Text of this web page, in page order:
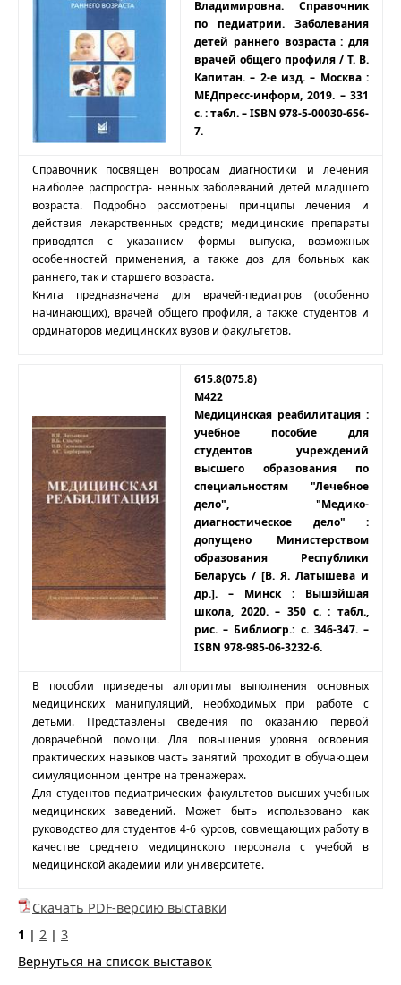
Владимировна. Справочник
по педиатрии. Заболевания
детей раннего возраста : для
врачей общего профиля / Т. В.
Капитан. – 2-е изд. – Москва :
МЕДпресс-информ, 2019. – 331
с. : табл. – ISBN 978-5-00030-656-
7.
Справочник посвящен вопросам диагностики и лечения
наиболее распростра- ненных заболеваний детей младшего
возраста. Подробно рассмотрены принципы лечения и
действия лекарственных средств; медицинские препараты
приводятся с указанием формы выпуска, возможных
особенностей применения, а также доз для больных как
раннего, так и старшего возраста.
Книга предназначена для врачей-педиатров (особенно
начинающих), врачей общего профиля, а также студентов и
ординаторов медицинских вузов и факультетов.
615.8(075.8)
М422
Медицинская реабилитация :
учебное пособие для
студентов учреждений
высшего образования по
специальностям "Лечебное
дело", "Медико-
диагностическое дело" :
допущено Министерством
образования Республики
Беларусь / [В. Я. Латышева и
др.]. – Минск : Вышэйшая
школа, 2020. – 350 с. : табл.,
рис. – Библиогр.: с. 346-347. –
ISBN 978-985-06-3232-6.
В пособии приведены алгоритмы выполнения основных
медицинских манипуляций, необходимых при работе с
детьми. Представлены сведения по оказанию первой
доврачебной помощи. Для повышения уровня освоения
практических навыков часть занятий проходит в обучающем
симуляционном центре на тренажерах.
Для студентов педиатрических факультетов высших учебных
медицинских заведений. Может быть использовано как
руководство для студентов 4-6 курсов, совмещающих работу в
качестве среднего медицинского персонала с учебой в
медицинской академии или университете.
Скачать PDF-версию выставки
1 | 2 | 3
Вернуться на список выставок